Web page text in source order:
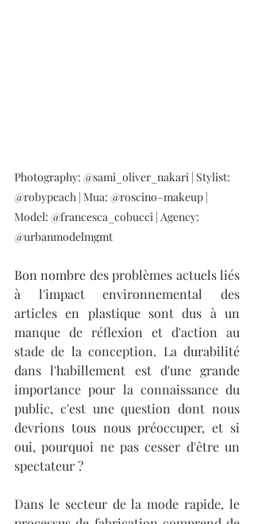
Photography: @sami_oliver_nakari | Stylist:
@robypeach | Mua: @roscino–makeup |
Model: @francesca_cobucci | Agency:
@urbanmodelmgmt
Bon nombre des problèmes actuels liés
à l'impact environnemental des
articles en plastique sont dus à un
manque de réflexion et d'action au
stade de la conception. La durabilité
dans l'habillement est d'une grande
importance pour la connaissance du
public, c'est une question dont nous
devrions tous nous préoccuper, et si
oui, pourquoi ne pas cesser d'être un
spectateur ?
Dans le secteur de la mode rapide, le